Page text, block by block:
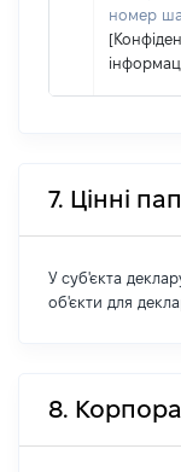
номер
7. Цінні
У суб'єкта
об'єкти для
8.